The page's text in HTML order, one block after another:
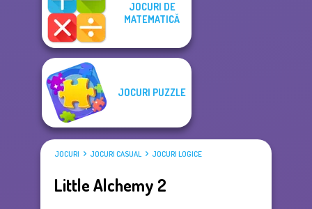
JOCURI DE
MATEMATICĂ
JOCURI PUZZLE
JOCURI JOCURI CASUAL JOCURI LOGICE
Little Alchemy 2